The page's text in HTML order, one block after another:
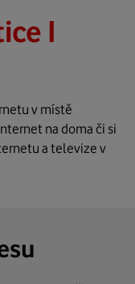
I
v místě
na doma či si
a televize v